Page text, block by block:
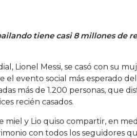
tiene casi 8 millones de
Lionel Messi, se casó con su
el evento social más esperado
más de 1.200 personas, que
recién casados.
miel y Lio quiso compartir, en
con todos los seguidores